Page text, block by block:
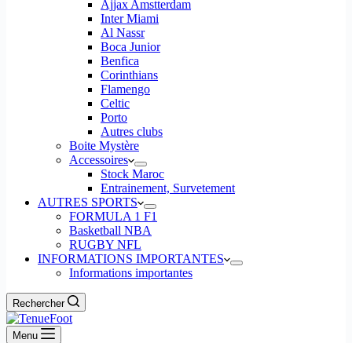
Ajjax Amstterdam
Inter Miami
Al Nassr
Boca Junior
Benfica
Corinthians
Flamengo
Celtic
Porto
Autres clubs
Boite Mystère
Accessoires
Stock Maroc
Entrainement, Survetement
AUTRES SPORTS
FORMULA 1 F1
Basketball NBA
RUGBY NFL
INFORMATIONS IMPORTANTES
Informations importantes
Rechercher
Menu